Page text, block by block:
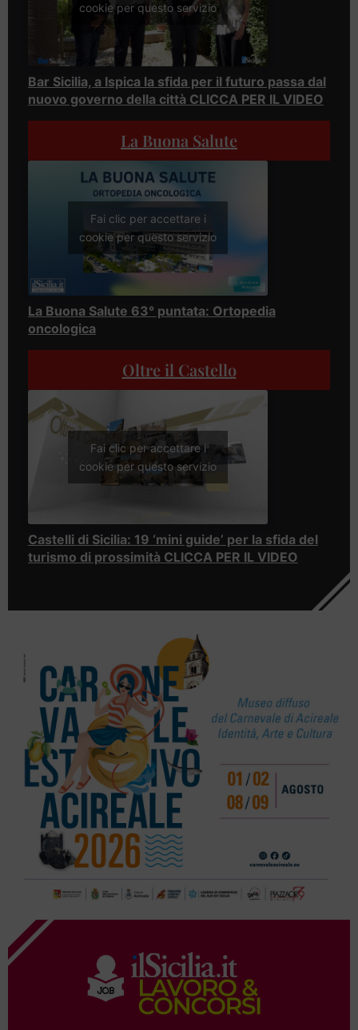
cookie per questo servizio
Bar Sicilia, a Ispica la sfida per il futuro passa dal
nuovo governo della città CLICCA PER IL VIDEO
La Buona Salute
Fai clic per accettare i
cookie per questo servizio
La Buona Salute 63° puntata: Ortopedia
oncologica
Oltre il Castello
Fai clic per accettare i
cookie per questo servizio
Castelli di Sicilia: 19 ‘mini guide’ per la sfida del
turismo di prossimità CLICCA PER IL VIDEO